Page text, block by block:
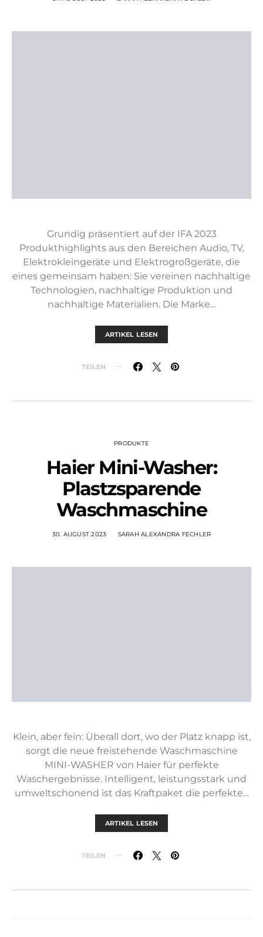
Grundig präsentiert auf der IFA 2023
Produkthighlights aus den Bereichen Audio, TV,
Elektrokleingeräte und Elektrogroßgeräte, die
eines gemeinsam haben: Sie vereinen nachhaltige
Technologien, nachhaltige Produktion und
nachhaltige Materialien. Die Marke…
ARTIKEL LESEN
TEILEN
PRODUKTE
Haier Mini-Washer:
Plastzsparende
Waschmaschine
30. AUGUST 2023 SARAH ALEXANDRA FECHLER
Klein, aber fein: Überall dort, wo der Platz knapp ist,
sorgt die neue freistehende Waschmaschine
MINI-WASHER von Haier für perfekte
Waschergebnisse. Intelligent, leistungsstark und
umweltschonend ist das Kraftpaket die perfekte…
ARTIKEL LESEN
TEILEN